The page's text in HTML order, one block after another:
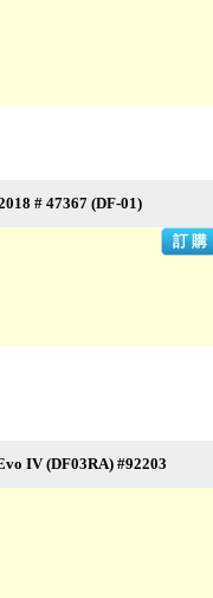
# 47367 (DF-01)
IV (DF03RA) #92203